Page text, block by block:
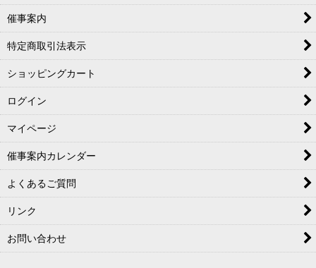
来客用湯呑・汲出碗
鉢・皿
食卓小物
花生（はないけ）
煎茶道具（せんちゃどうぐ）
京焼絵付けトイレ 洗面器・手洗い器
催事案内
特定商取引法表示
ショッピングカート
ログイン
マイページ
催事案内カレンダー
よくあるご質問
リンク
お問い合わせ